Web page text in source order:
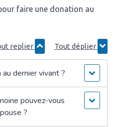
faire une donation au
replier Tout déplier
dernier vivant ?
pouvez-vous
?